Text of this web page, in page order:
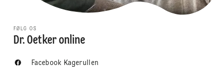
FØLG OS
Dr. Oetker online
Facebook Kagerullen